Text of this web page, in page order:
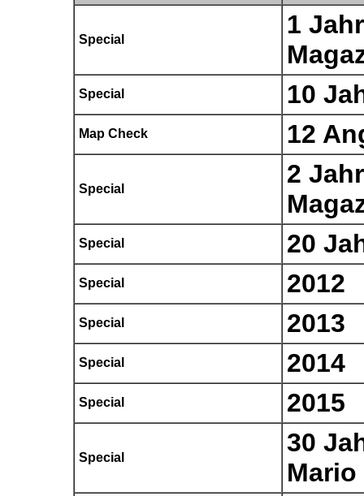
Special
1
Special 10
Map Check 12
Special
2
Special 20
Special 2012
Special 2013
Special 2014
Special 2015
Special
30
Mario